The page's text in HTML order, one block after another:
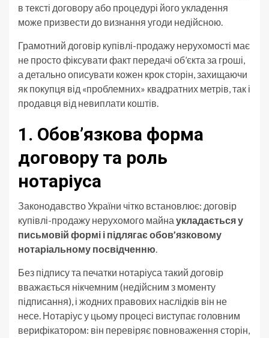
в тексті договору або процедурі його укладення
може призвести до визнання угоди недійсною.
Грамотний договір купівлі-продажу нерухомості має
не просто фіксувати факт передачі об’єкта за гроші,
а детально описувати кожен крок сторін, захищаючи
як покупця від «проблемних» квадратних метрів, так і
продавця від невиплати коштів.
1. Обов’язкова форма
договору та роль
нотаріуса
Законодавство України чітко встановлює: договір
купівлі-продажу нерухомого майна укладається у
письмовій формі і підлягає обов’язковому
нотаріальному посвідченню.
Без підпису та печатки нотаріуса такий договір
вважається нікчемним (недійсним з моменту
підписання), і жодних правових наслідків він не
несе. Нотаріус у цьому процесі виступає головним
верифікатором: він перевіряє повноваження сторін,